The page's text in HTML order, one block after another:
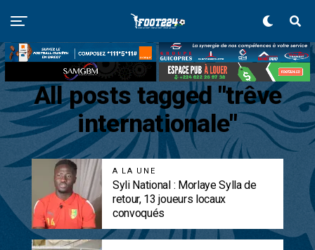
All posts tagged "trêve
internationale"
A LA UNE
Syli National : Morlaye Sylla de
retour, 13 joueurs locaux
convoqués